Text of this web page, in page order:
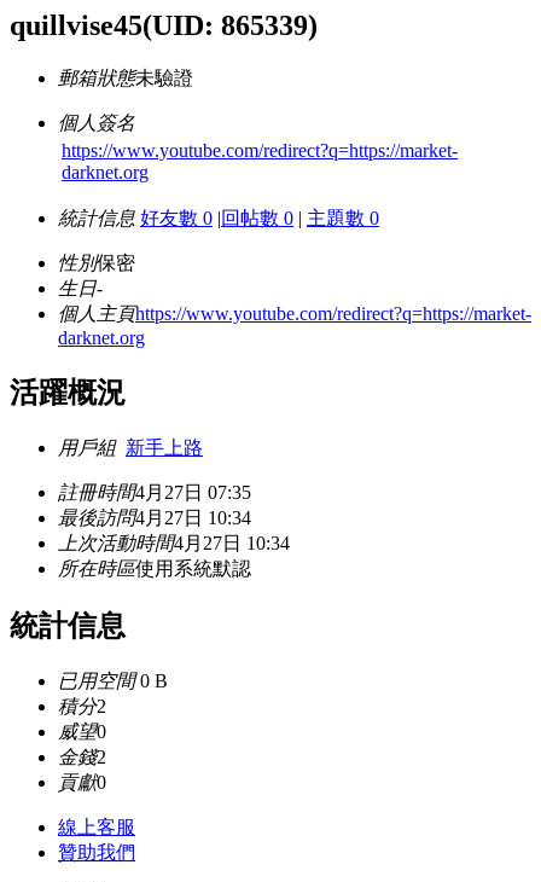
quillvise45(UID: 865339)
郵箱狀態未驗證
個人簽名
https://www.youtube.com/redirect?q=https://market-
darknet.org
統計信息 好友數 0 |回帖數 0 | 主題數 0
性別保密
生日-
個人主頁https://www.youtube.com/redirect?q=https://market-
darknet.org
活躍概況
用戶組 新手上路
註冊時間4月27日 07:35
最後訪問4月27日 10:34
上次活動時間4月27日 10:34
所在時區使用系統默認
統計信息
已用空間0 B
積分2
威望0
金錢2
貢獻0
線上客服
贊助我們